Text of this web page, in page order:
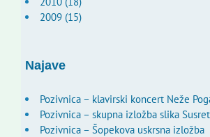
2009 (15)
Najave
Pozivnica – klavirski koncert Neže
Pozivnica – skupna izložba slika
Pozivnica – Šopekova uskrsna izložba